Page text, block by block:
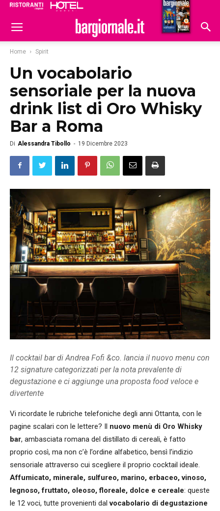
Hoteldomani
Home Spirit
Un vocabolario
sensoriale per la nuova
drink list di Oro Whisky
Bar a Roma
Di Alessandra Tibollo - 19 Dicembre 2023
Il cocktail bar di Andrea Fofi &co. lancia il nuovo menu con
12 signature categorizzati per la nota prevalente di
degustazione e ci aggiunge una proposta food veloce e
divertente
Vi ricordate le rubriche telefoniche degli anni Ottanta, con le
pagine scalari con le lettere? Il nuovo menù di Oro Whisky
bar, ambasciata romana del distillato di cereali, è fatto
proprio così, ma non c’è l’ordine alfabetico, bensì l’indizio
sensoriale attraverso cui scegliere il proprio cocktail ideale.
Affumicato, minerale, sulfureo, marino, erbaceo, vinoso,
legnoso, fruttato, oleoso, floreale, dolce e cereale: queste
le 12 voci, tutte provenienti dalvocabolario di degustazione